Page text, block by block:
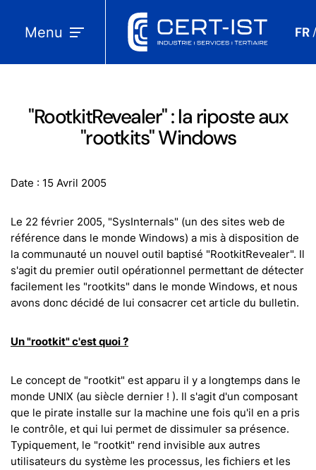
Menu FR
"RootkitRevealer" : la riposte aux
"rootkits" Windows
Date : 15 Avril 2005
Le 22 février 2005, "SysInternals" (un des sites web de
référence dans le monde Windows) a mis à disposition de
la communauté un nouvel outil baptisé "RootkitRevealer". Il
s'agit du premier outil opérationnel permettant de détecter
facilement les "rootkits" dans le monde Windows, et nous
avons donc décidé de lui consacrer cet article du bulletin.
Un "rootkit" c'est quoi ?
Le concept de "rootkit" est apparu il y a longtemps dans le
monde UNIX (au siècle dernier ! ). Il s'agit d'un composant
que le pirate installe sur la machine une fois qu'il en a pris
le contrôle, et qui lui permet de dissimuler sa présence.
Typiquement, le "rootkit" rend invisible aux autres
utilisateurs du système les processus, les fichiers et les